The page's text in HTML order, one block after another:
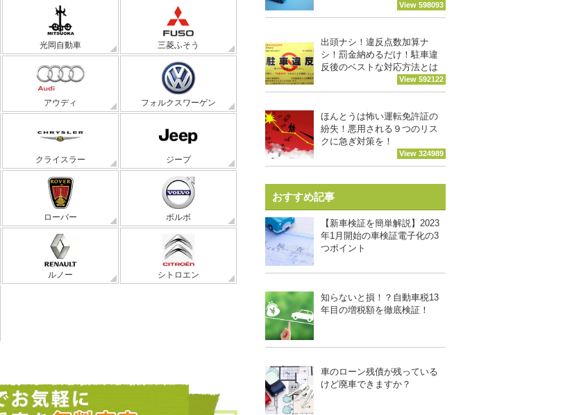
光岡自動車 三菱ふそう
アウディ フォルクスワーゲン
クライスラー ジープ
ローバー ボルボ
ルノー シトロエン
View 598093
出頭ナシ！違反点数加算ナ
シ！罰金納めるだけ！駐車違
反後のベストな対応方法とは
View 592122
ほんとうは怖い運転免許証の
紛失！悪用される９つのリス
クに急ぎ対策を！
View 324989
おすすめ記事
【新車検証を簡単解説】2023
年1月開始の車検証電子化の3
つポイント
知らないと損！？自動車税13
年目の増税額を徹底検証！
車のローン残債が残っている
けど廃車できますか？